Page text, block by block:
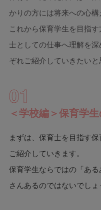
かりの方には将来への心構
これから保育学生を目指
士としての仕事へ理解を
ぞれご紹介していきたいと
01
＜学校編＞保育学
まずは、保育士を目指す
ご紹介していきます。
保育学生ならではの「あ
さんあるのではないでしょ